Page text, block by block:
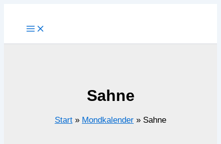
Sahne
Start Mondkalender Sahne